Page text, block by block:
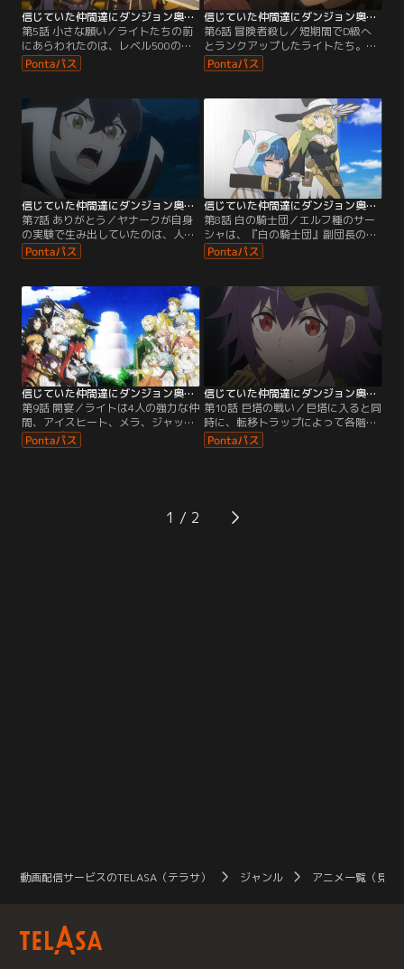
信じていた仲間達にダンジョン奥地で殺されかけたがギフト『無限ガチャ』でレベル9999の仲間達を手に入れて元パーティーメンバーと世界に復讐＆『ざまぁ！』します！ 第05話
第5話 小さな願い／ライトたちの前
にあらわれたのは、レベル500の強
敵『フォーサイス・マンティス』。
ギルドの冒険者たちが総出で戦わな
し、ライトたちは瞬く間にマンティ
スを撃退する。その夜、ライトとエ
リオたちは野営地で共に過ごし、信
頼関係を深めていくのだった。一
方、3階層まで進んでいたカイトと
ヤナークは…。
信じていた仲間達にダンジョン奥地で殺されかけたがギフト『無限ガチャ』でレベル9999の仲間達を手に入れて元パーティーメンバーと世界に復讐＆『ざまぁ！』します！ 第06話
第6話 冒険者殺し／短期間でD級へ
とランクアップしたライトたち。さ
らなるランクアップをギルドに要求
するネムムだが、短期間でのC級へ
う。さらに大きな功績をあげるため
に、ライトは人種（ヒューマン）を
狙った『冒険者殺し』の討伐クエス
トに挑もうとしていた。そのとき、
ライトたちは宿の部屋で異様な気配
を感じ取る。
信じていた仲間達にダンジョン奥地で殺されかけたがギフト『無限ガチャ』でレベル9999の仲間達を手に入れて元パーティーメンバーと世界に復讐＆『ざまぁ！』します！ 第07話
第7話 ありがとう／ヤナークが自身
の実験で生み出していたのは、人種
（ヒューマン）とモンスターの融合
種だった。その非道な実験に、怒り
ド、ネムムが融合種と戦う中、混乱
のスキをついてカイトがライトに攻
撃を仕掛けてきた。軽くあしらうラ
イトだったが、カイトがマスターの
血を引く『さぶますたー』と知っ
て…。
信じていた仲間達にダンジョン奥地で殺されかけたがギフト『無限ガチャ』でレベル9999の仲間達を手に入れて元パーティーメンバーと世界に復讐＆『ざまぁ！』します！ 第08話
第8話 白の騎士団／エルフ種のサー
シャは、『白の騎士団』副団長のミ
カエルと婚約し、幸せな時間を過ご
していた。そのころ、ライトたちは
戦』を実行するために、エルフ女王
国へと潜入。サーシャへの復讐だけ
ではなく、『さぶますたー』の集ま
りである『白の騎士団』を確保し、
『ますたー』の情報を引き出すこと
も目的のひとつであった。
信じていた仲間達にダンジョン奥地で殺されかけたがギフト『無限ガチャ』でレベル9999の仲間達を手に入れて元パーティーメンバーと世界に復讐＆『ざまぁ！』します！ 第09話
第9話 開宴／ライトは4人の強力な仲
間、アイスヒート、メラ、ジャッ
ク、スズと合流。巨塔にてエリーた
ちとも再会し、『サーシャ復讐計
騎士団』と戦い、『奈落』の実力を
測るという狙いもあった。ライトが
信じていた仲間達にダンジョン奥地で殺されかけたがギフト『無限ガチャ』でレベル9999の仲間達を手に入れて元パーティーメンバーと世界に復讐＆『ざまぁ！』します！ 第10話
第10話 巨塔の戦い／巨塔に入ると同
時に、転移トラップによって各階へ
と飛ばされた『白の騎士団』のメン
バーたち。1階ではメラとアイスヒ
絶え間なく繰り出されるウィンドカ
ッターは、ついにメラの右腕を奪い
1
動画配信サービスのTELASA（テラサ） ジャンル アニメ一覧（見放